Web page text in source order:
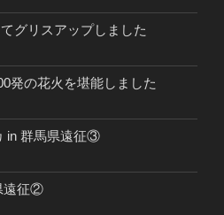
グリスアップしました
発の花火を堪能しました
in 群馬県遠征③
遠征②